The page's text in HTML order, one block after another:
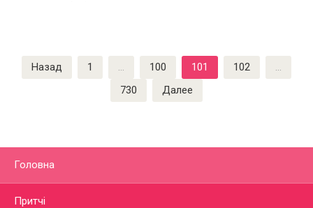
Пагинация
записей
Назад 1 … 100 101 102
…
730
Далее
Головна
Притчі